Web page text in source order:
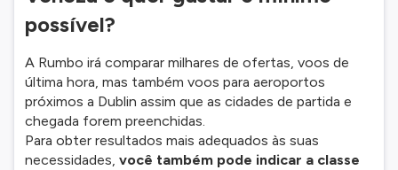
possível?
A Rumbo irá comparar milhares de ofertas, voos de
última hora, mas também voos para aeroportos
próximos a Dublin assim que as cidades de partida e
chegada forem preenchidas.
Para obter resultados mais adequados às suas
necessidades, você também pode indicar a classe